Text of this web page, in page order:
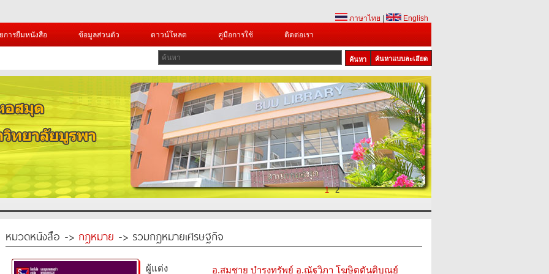
ภาษาไทย
English
การยืมหนังสือ
ข้อมูลส่วนตัว ดาวน์โหลด คู่มือการใช้ ติดต่อเรา
ค้นหาแบบละเอียด
1 2
หมวดหนังสือ -> กฎหมาย -> รวมกฏหมายเศรษฐกิจ
ผู้แต่ง อ.สมชาย บำรุงทรัพย์ อ.ณัฐวิภา โฆษิตตันติบุณย์